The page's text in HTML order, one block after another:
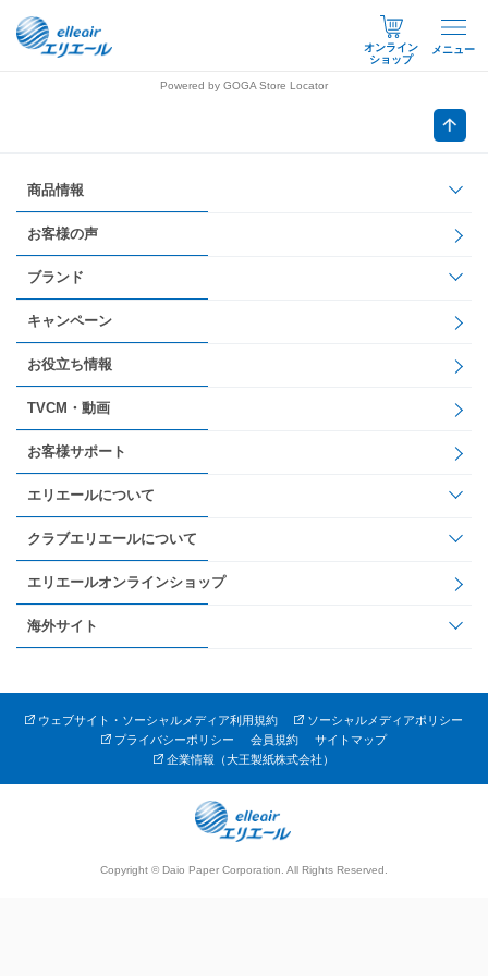
オンライン
ショップ
メニュー
Powered by GOGA Store Locator
商品情報
お客様の声
ブランド
キャンペーン
お役立ち情報
TVCM・動画
お客様サポート
エリエールについて
クラブエリエールについて
エリエールオンラインショップ
海外サイト
ウェブサイト・ソーシャルメディア利用規約
ソーシャルメディアポリシー
プライバシーポリシー
会員規約
サイトマップ
企業情報（大王製紙株式会社）
Copyright © Daio Paper Corporation. All Rights Reserved.